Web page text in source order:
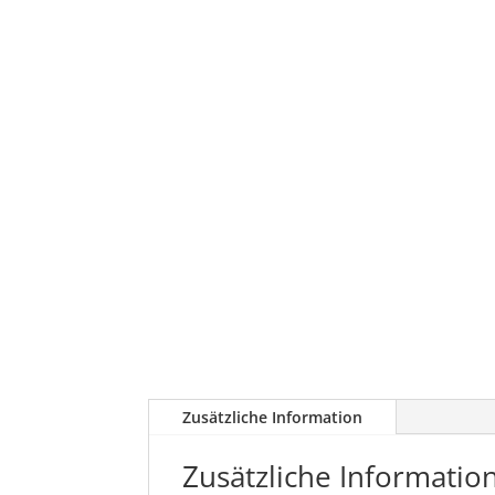
Zusätzliche Information
Zusätzliche